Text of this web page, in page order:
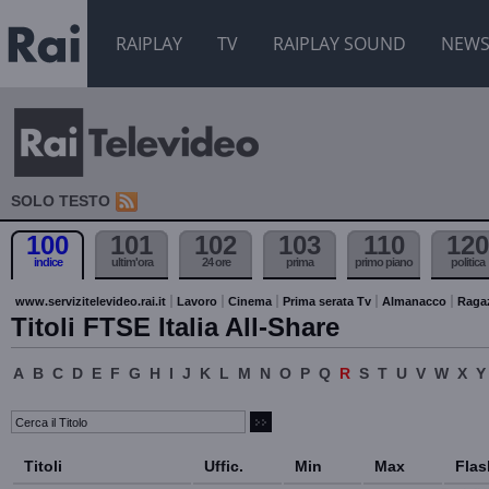
RAIPLAY TV RAIPLAY SOUND NEWS
SOLO TESTO
100
indice
101
ultim'ora
102
24 ore
103
prima
110
primo piano
120
politica
www.servizitelevideo.rai.it Lavoro Cinema Prima serata Tv Almanacco
Titoli FTSE Italia All-Share
A B C D E F G H I J K L M N O P Q R S T U V W X Y
Titoli Uffic. Min Max